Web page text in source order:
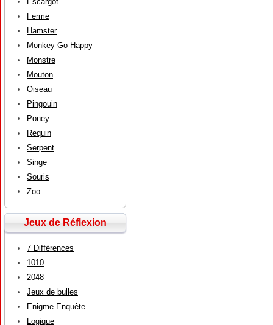
Ferme
Hamster
Monkey Go Happy
Monstre
Mouton
Oiseau
Pingouin
Poney
Requin
Serpent
Singe
Souris
Zoo
Jeux de Réflexion
7 Différences
1010
2048
Jeux de bulles
Enigme Enquête
Logique